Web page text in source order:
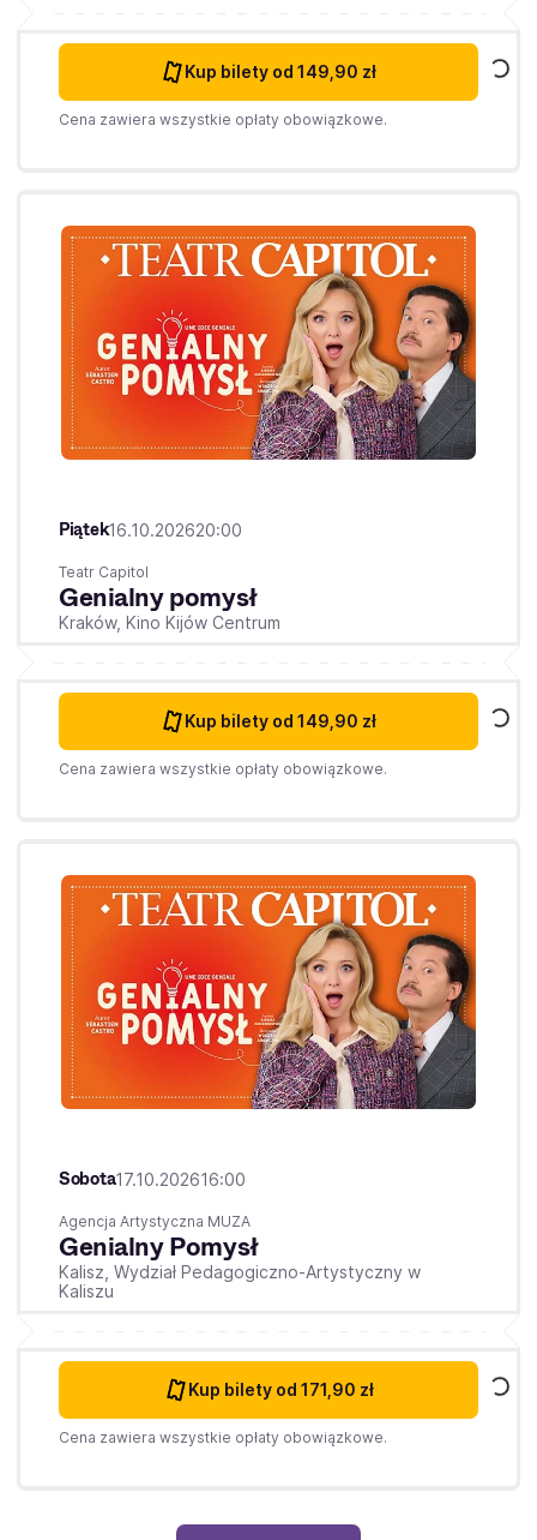
Kup bilety od 149,90 zł
Cena zawiera wszystkie opłaty obowiązkowe.
Piątek16.10.202620:00
Teatr Capitol
Genialny pomysł
Kraków, Kino Kijów Centrum
Kup bilety od 149,90 zł
Cena zawiera wszystkie opłaty obowiązkowe.
Sobota17.10.202616:00
Agencja Artystyczna MUZA
Genialny Pomysł
Kalisz, Wydział Pedagogiczno-Artystyczny w
Kaliszu
Kup bilety od 171,90 zł
Cena zawiera wszystkie opłaty obowiązkowe.